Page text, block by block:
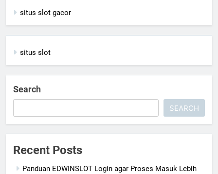
situs slot gacor
situs slot
Search
SEARCH
Recent Posts
Panduan EDWINSLOT Login agar Proses Masuk Lebih